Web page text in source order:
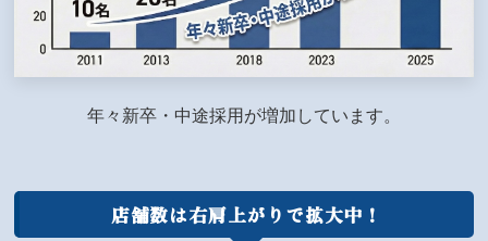
年々新卒・中途採用が増加しています。
店舗数は右肩上がりで拡大中！